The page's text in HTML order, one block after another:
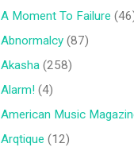
A Moment To Failure
Abnormalcy (87)
Akasha (258)
Alarm! (4)
American Music
Arqtique (12)